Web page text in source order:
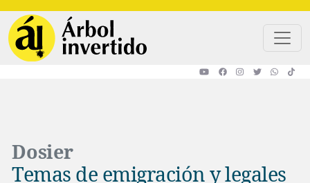
Dosier
Temas de emigración y legales